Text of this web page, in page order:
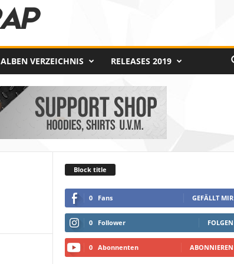
ALBEN VERZEICHNIS RELEASES 2019
Block title
0 Fans GEFÄLLT MIR
0 Follower FOLGEN
0 Abonnenten ABONNIEREN